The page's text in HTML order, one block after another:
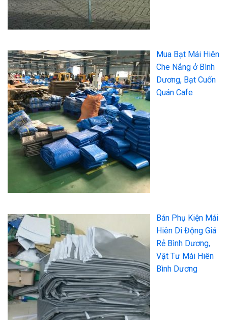
Mua Bạt Mái Hiên
Che Nắng ở Bình
Dương, Bạt Cuốn
Quán Cafe
Bán Phụ Kiện Mái
Hiên Di Động Giá
Rẻ Bình Dương,
Vật Tư Mái Hiên
Bình Dương